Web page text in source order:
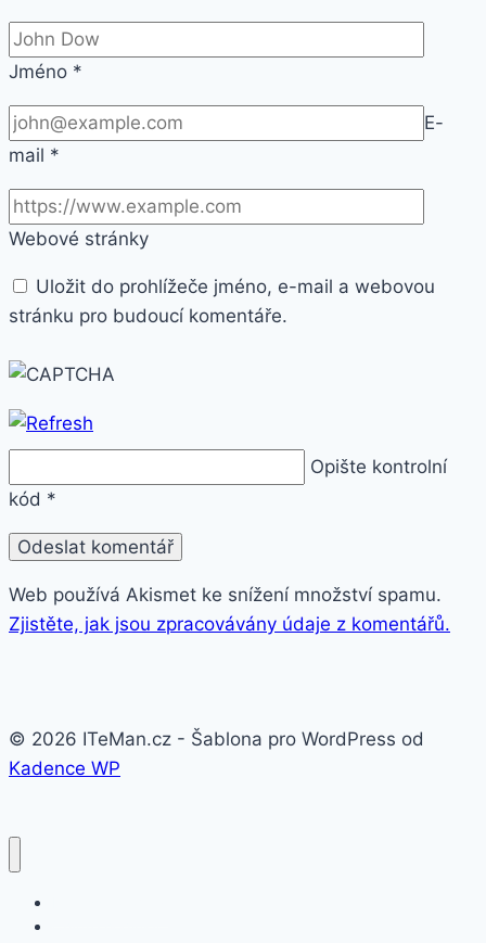
Jméno *
E-
mail *
Webové stránky
Uložit do prohlížeče jméno, e-mail a webovou
stránku pro budoucí komentáře.
Opište kontrolní
kód *
Web používá Akismet ke snížení množství spamu.
Zjistěte, jak jsou zpracovávány údaje z komentářů.
© 2026 ITeMan.cz - Šablona pro WordPress od
Kadence WP